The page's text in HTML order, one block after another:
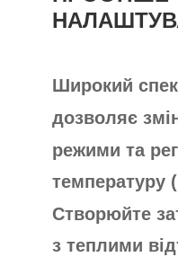
Широкий
дозволяє
режими та
температуру
Створюйте
з теплими